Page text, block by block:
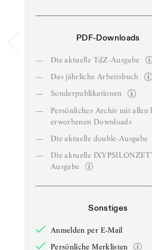
PDF-Downloads
—
Die aktuelle TdZ-Ausgabe
—
Das jährliche Arbeitsbuch
—
Sonderpublikationen
—
Persönliches Archiv mit allen
erworbenen Downloads
—
Die aktuelle double-Ausgabe
—
Die aktuelle
Ausgabe
Sonstiges
Anmelden per E-Mail
Persönliche Merklisten